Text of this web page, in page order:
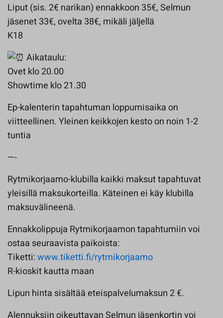
Liput (sis. 2€ narikan) ennakkoon 35€, Selmun
jäsenet 33€, ovelta 38€, mikäli jäljellä
K18
Aikataulu:
Ovet klo 20.00
Showtime klo 21.30
Ep-kalenterin tapahtuman loppumisaika on
viitteellinen. Yleinen keikkojen kesto on noin 1-2
tuntia
—-
Rytmikorjaamo-klubilla kaikki maksut tapahtuvat
yleisillä maksukorteilla. Käteinen ei käy klubilla
maksuvälineenä.
Ennakkolippuja Rytmikorjaamon tapahtumiin voi
ostaa seuraavista paikoista:
Tiketti:www.tiketti.fi/rytmikorjaamo
R-kioskit kautta maan
Lipun hinta sisältää eteispalvelumaksun 2 €.
Alennuksiin oikeuttavan Selmun jäsenkortin voi